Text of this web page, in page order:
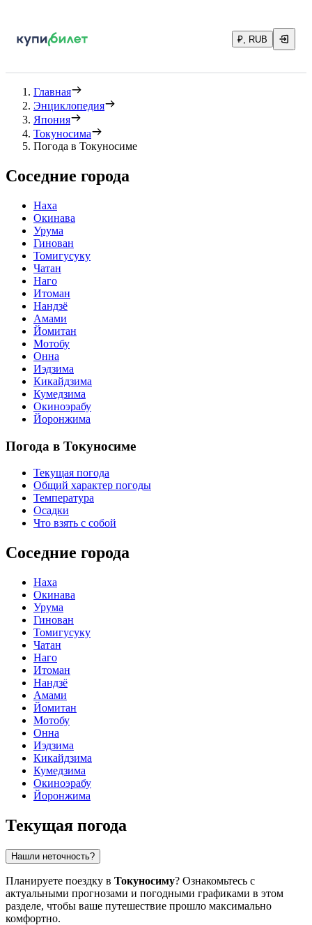
₽, RUB
Главная
Энциклопедия
Япония
Токуносима
Погода в Токуносиме
Соседние города
Наха
Окинава
Урума
Гинован
Томигусуку
Чатан
Наго
Итоман
Нандзё
Амами
Йомитан
Мотобу
Онна
Иэдзима
Кикайдзима
Кумедзима
Окиноэрабу
Йоронжима
Погода в Токуносиме
Текущая погода
Общий характер погоды
Температура
Осадки
Что взять с собой
Соседние города
Наха
Окинава
Урума
Гинован
Томигусуку
Чатан
Наго
Итоман
Нандзё
Амами
Йомитан
Мотобу
Онна
Иэдзима
Кикайдзима
Кумедзима
Окиноэрабу
Йоронжима
Текущая погода
Нашли неточность?
Планируете поездку в Токуносиму? Ознакомьтесь с
актуальными прогнозами и погодными графиками в этом
разделе, чтобы ваше путешествие прошло максимально
комфортно.